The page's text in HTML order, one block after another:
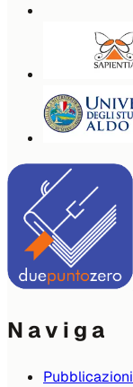
Naviga
Pubblicazioni